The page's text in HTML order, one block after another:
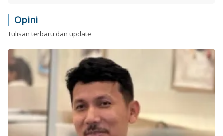
Opini
Tulisan terbaru dan update